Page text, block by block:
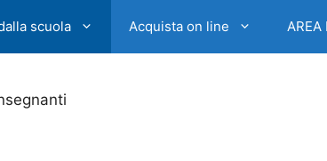
scuola Acquista on line AREA